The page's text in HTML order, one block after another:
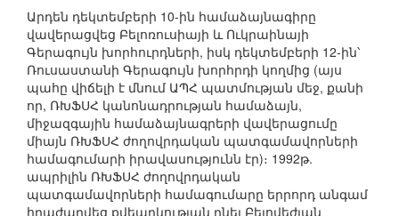
Արդեն դեկտեմբերի 10-ին համաձայնագիրը
վավերացվեց Բելոռուսիայի և Ուկրաինայի
Գերագույն խորհուրդների, իսկ դեկտեմբերի 12-ին՝
Ռուսաստանի Գերագույն խորհրդի կողմից (այս
պահը վիճելի է մնում ԱՊՀ պատմության մեջ, քանի
որ, ՌԽՖՍՀ կանոնադրության համաձայն,
միջազգային համաձայնագրերի վավերացումը
միայն ՌԽՖՍՀ ժողովրդական պատգամավորների
համագումարի իրավասությունն էր)։ 1992թ.
ապրիլին ՌԽՖՍՀ ժողովրդական
պատգամավորների համագումարը երրորդ անգամ
հրաժարվեց քվեարկության դնել Բելովեժյան